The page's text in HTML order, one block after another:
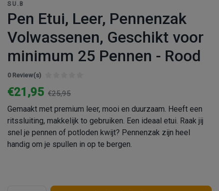
SU.B
Pen Etui, Leer, Pennenzak
Volwassenen, Geschikt voor
minimum 25 Pennen - Rood
0 Review(s)
€21,95 €25,95
Gemaakt met premium leer, mooi en duurzaam. Heeft een
ritssluiting, makkelijk to gebruiken. Een ideaal etui. Raak jij
snel je pennen of potloden kwijt? Pennenzak zijn heel
handig om je spullen in op te bergen.